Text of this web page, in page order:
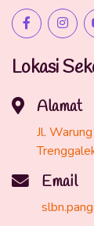
Lokasi
Alamat
Jl.
Email